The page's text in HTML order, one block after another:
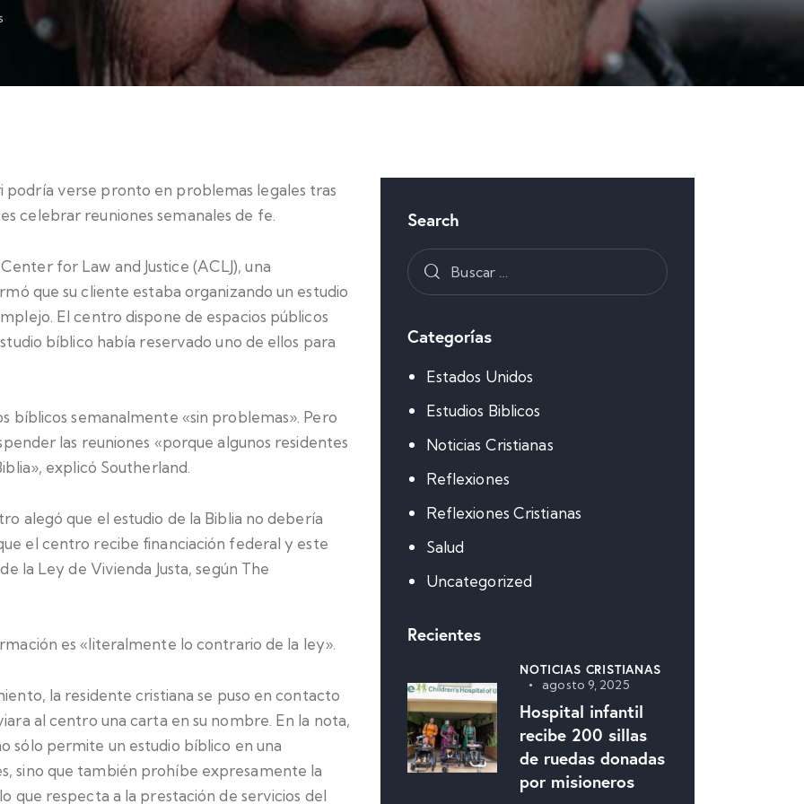
podría verse pronto en problemas legales tras
celebrar reuniones semanales de fe.
for Law and Justice (ACLJ), una
que su cliente estaba organizando un estudio
El centro dispone de espacios públicos
bíblico había reservado uno de ellos para
bíblicos semanalmente «sin problemas». Pero
las reuniones «porque algunos residentes
explicó Southerland.
alegó que el estudio de la Biblia no debería
el centro recibe financiación federal y este
la Ley de Vivienda Justa, según The
es «literalmente lo contrario de la ley».
la residente cristiana se puso en contacto
al centro una carta en su nombre. En la nota,
sólo permite un estudio bíblico en una
sino que también prohíbe expresamente la
que respecta a la prestación de servicios del
Search
Categorías
Estados Unidos
Estudios Biblicos
Noticias Cristianas
Reflexiones
Reflexiones Cristianas
Salud
Uncategorized
Recientes
NOTICIAS CRISTIANAS
agosto 9, 2025
Hospital infantil
recibe 200 sillas
de ruedas donadas
por misioneros